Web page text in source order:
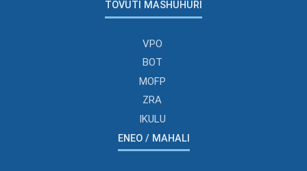
TOVUTI MASHUHURI
VPO
BOT
MOFP
ZRA
IKULU
ENEO / MAHALI